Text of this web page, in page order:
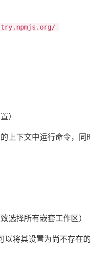
）
上下文中运行命令，
选择所有嵌套工作区）
以将其设置为尚不存在